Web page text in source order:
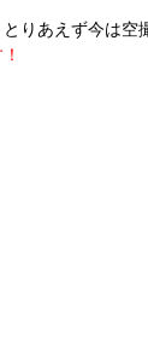
りあえず今は空